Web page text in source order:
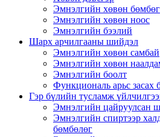
Эмнэлгийн хөвөн бөмбөг
Эмнэлгийн хөвөн ноос
Эмнэлгийн бээлий
Шарх арчилгааны шийдэл
Эмнэлгийн хөвөн самбай
Эмнэлгийн хөвөн
Эмнэлгийн боолт
Функциональ арьс засах
Гэр бүлийн тусламж
Эмнэлгийн цайруулсан
Эмнэлгийн спиртээр
бөмбөлөг